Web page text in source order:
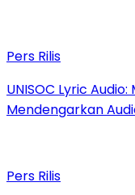
Pers Rilis
UNISOC Lyric
Mendengarkan
Pers Rilis